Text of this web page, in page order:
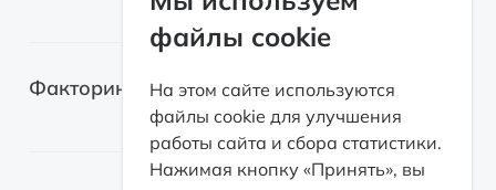
Электромобили
Лизинг для самозанятых
Возвратный лизинг
Легковые автомобили
Грузовые автомобили
Факторинг
файлы cookie
На этом сайте используются
файлы cookie для улучшения
работы сайта и сбора статистики.
Нажимая кнопку «Принять», вы